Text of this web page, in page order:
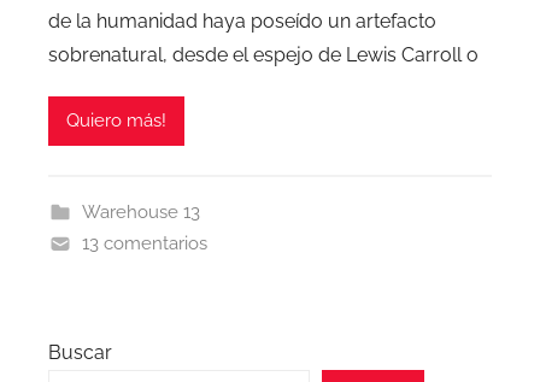
de la humanidad haya poseído un artefacto
sobrenatural, desde el espejo de Lewis Carroll o
Quiero más!
Warehouse 13
13 comentarios
Buscar